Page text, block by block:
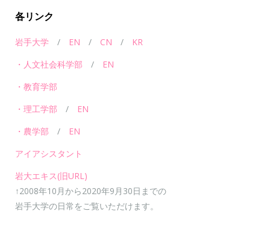
各リンク
岩手大学 / EN / CN / KR
・人文社会科学部 / EN
・教育学部
・理工学部 / EN
・農学部 / EN
アイアシスタント
岩大エキス(旧URL)
↑2008年10月から2020年9月30日までの
岩手大学の日常をご覧いただけます。